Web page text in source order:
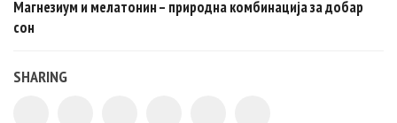
Магнезиум и мелатонин – природна комбинација за добар
сон
SHARING